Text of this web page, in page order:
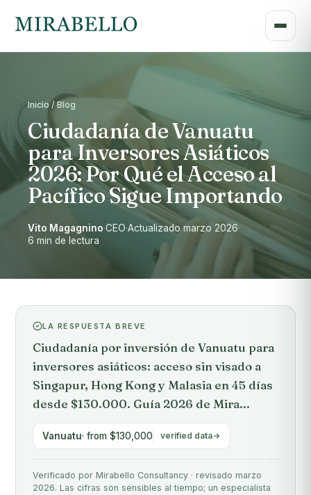
Inicio / Blog
Ciudadanía de Vanuatu
para Inversores Asiáticos
2026: Por Qué el Acceso al
Pacífico Sigue Importando
Vito Magagnino·CEO·Actualizado marzo 2026·
6 min de lectura
LA RESPUESTA BREVE
Ciudadanía por inversión de Vanuatu para
inversores asiáticos: acceso sin visado a
Singapur, Hong Kong y Malasia en 45 días
desde $130.000. Guía 2026 de Mira...
Vanuatu· from $130,000 verified data
Verificado por Mirabello Consultancy · revisado marzo
2026. Las cifras son sensibles al tiempo; un especialista